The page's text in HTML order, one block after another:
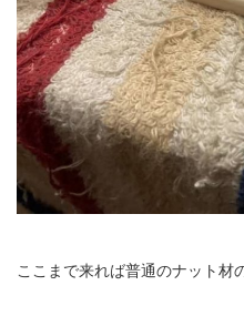
ここまで来れば普通のナット材